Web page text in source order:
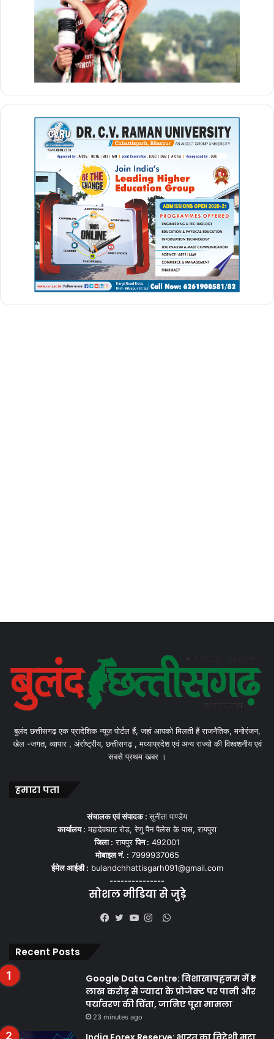
बुलंद छत्तीसगढ़ एक प्रादेशिक न्यूज़ पोर्टल हैं, जहां आपको मिलती हैं राजनैतिक, मनोरंजन,
खेल -जगत, व्यापार , अंर्राष्ट्रीय, छत्तीसगढ़ , मध्याप्रदेश एवं अन्य राज्यो की विश्वशनीय एवं
सबसे प्रथम खबर ।
हमारा पता
संचालक एवं संपादक :सुनीता पाण्डेय
कार्यालय : महादेवघाट रोड, रेणु पैन पैलेस के पास, रायपुरा
जिला : रायपुरपिन : 492001
मोबाइल नं. : 7999937065
ईमेल आईडी : bulandchhattisgarh091@gmail.com
---------------
सोशल मीडिया से जुड़े
WhatsApp
Recent Posts
Google Data Centre: विशाखापट्टनम में ₹1
लाख करोड़ से ज्यादा के प्रोजेक्ट पर पानी और
पर्यावरण की चिंता, जानिए पूरा मामला
23 minutes ago